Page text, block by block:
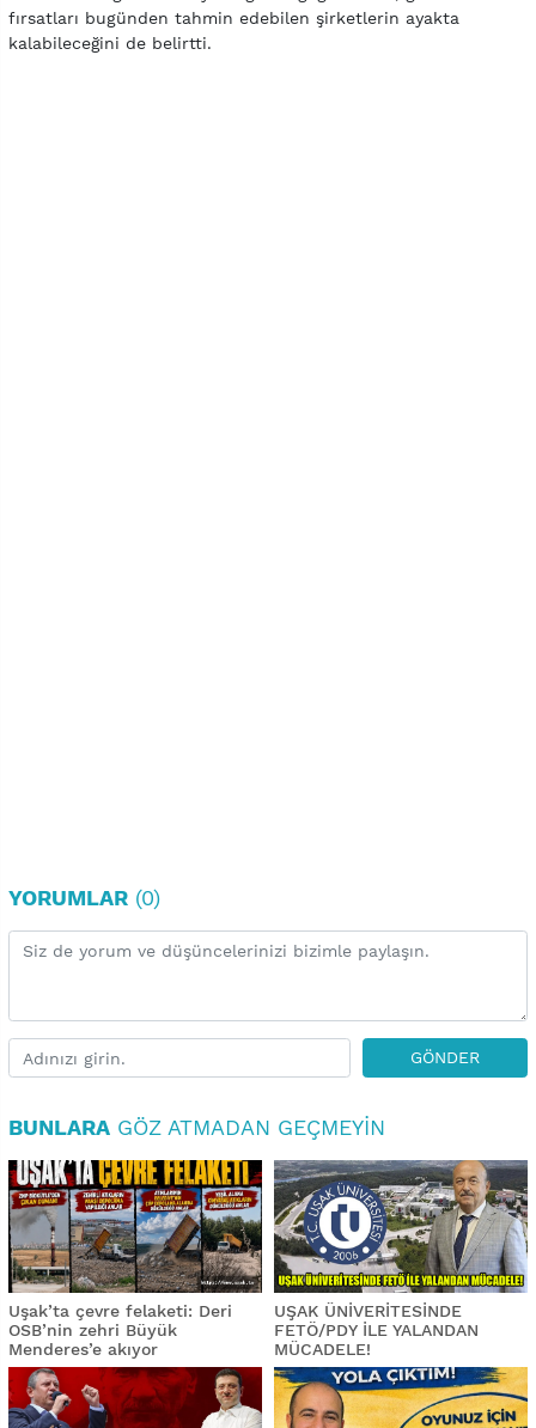
fırsatları bugünden tahmin edebilen şirketlerin ayakta
kalabileceğini de belirtti.
YORUMLAR (0)
GÖNDER
BUNLARA GÖZ ATMADAN GEÇMEYIN
Uşak’ta çevre felaketi: Deri
OSB’nin zehri Büyük
Menderes’e akıyor
UŞAK ÜNİVERİTESİNDE
FETÖ/PDY İLE YALANDAN
MÜCADELE!